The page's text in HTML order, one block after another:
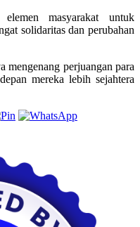
masyarakat untuk
solidaritas dan perubahan
perjuangan para
mereka lebih sejahtera